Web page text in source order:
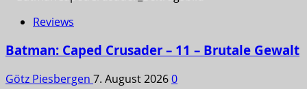
Reviews
Batman: Caped Crusader – 11 – Brutale Gewalt
Götz Piesbergen 7. August 20260